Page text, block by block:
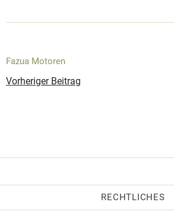
Fazua Motoren
Vorheriger Beitrag
RECHTLICHES